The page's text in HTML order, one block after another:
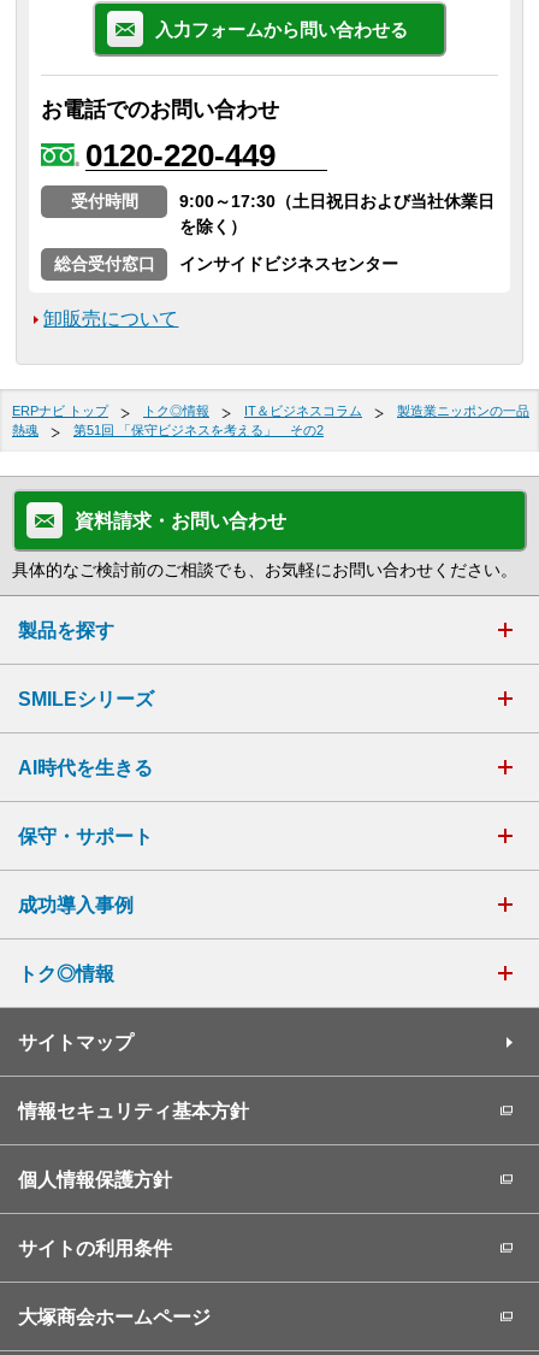
入力フォームから問い合わせる
お電話でのお問い合わせ
0120-220-449
受付時間
9:00～17:30（土日祝日および当社休業日
を除く）
総合受付窓口
インサイドビジネスセンター
卸販売について
ERPナビ トップ トク◎情報 IT＆ビジネスコラム
製造業ニッポンの一品
熱魂
第51回 「保守ビジネスを考える」 その2
資料請求・お問い合わせ
具体的なご検討前のご相談でも、お気軽にお問い合わせください。
製品を探す
SMILEシリーズ
AI時代を生きる
保守・サポート
成功導入事例
トク◎情報
サイトマップ
情報セキュリティ基本方針
個人情報保護方針
サイトの利用条件
大塚商会ホームページ